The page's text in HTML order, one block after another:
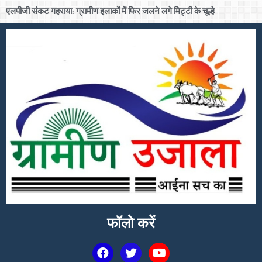
एलपीजी संकट गहराया: ग्रामीण इलाकों में फिर जलने लगे मिट्टी के चूल्हे
फॉलो करें